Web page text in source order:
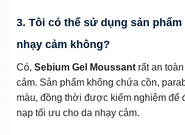
3. Tôi có thể sử dụng sản phẩm
nhạy cảm không?
Có, Sebium Gel Moussant rất an
cảm. Sản phẩm không chứa cồn,
màu, đồng thời được kiểm nghiệm để
nạp tối ưu cho da nhạy cảm.